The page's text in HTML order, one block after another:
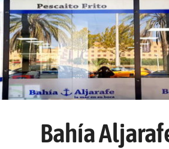
Bahía